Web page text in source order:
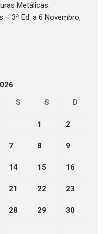
Metálicas:
– 3ª Ed. a 6 Novembro,
S S D
1 2
7 8 9
14 15 16
21 22 23
28 29 30